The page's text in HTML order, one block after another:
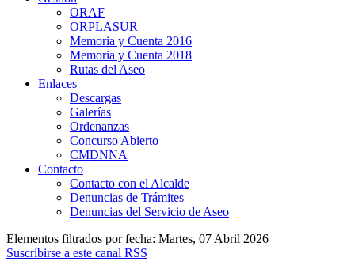
ORAF
ORPLASUR
Memoria y Cuenta 2016
Memoria y Cuenta 2018
Rutas del Aseo
Enlaces
Descargas
Galerías
Ordenanzas
Concurso Abierto
CMDNNA
Contacto
Contacto con el Alcalde
Denuncias de Trámites
Denuncias del Servicio de Aseo
Elementos filtrados por fecha: Martes, 07 Abril 2026
Suscribirse a este canal RSS